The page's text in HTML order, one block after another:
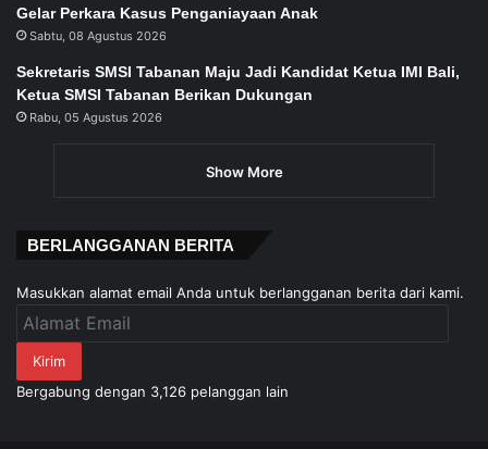
Gelar Perkara Kasus Penganiayaan Anak
Sabtu, 08 Agustus 2026
Sekretaris SMSI Tabanan Maju Jadi Kandidat Ketua IMI Bali,
Ketua SMSI Tabanan Berikan Dukungan
Rabu, 05 Agustus 2026
Show More
BERLANGGANAN BERITA
Masukkan alamat email Anda untuk berlangganan berita dari kami.
Alamat
Kirim
Bergabung dengan 3,126 pelanggan lain